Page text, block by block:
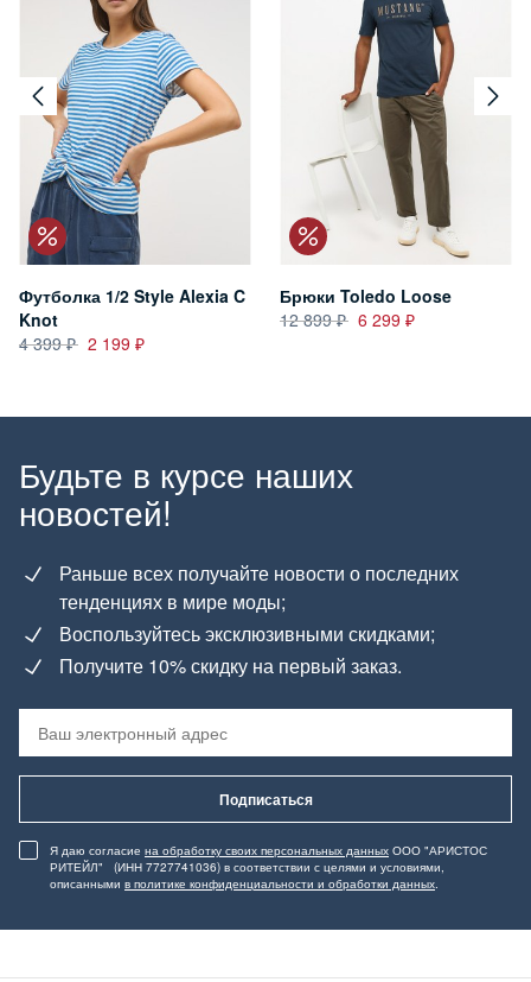
Футболка 1/2 Style Alexia C
Knot
4 399
2 199
Брюки Toledo Loose
12 899
6 299
Будьте в курсе наших
новостей!
Раньше всех получайте новости о последних
тенденциях в мире моды;
Воспользуйтесь эксклюзивными скидками;
Получите 10% скидку на первый заказ.
Подписаться
Я даю согласие на обработку своих персональных данных ООО "АРИСТОС
РИТЕЙЛ" (ИНН 7727741036) в соответствии с целями и условиями,
описанными в политике конфиденциальности и обработки данных.